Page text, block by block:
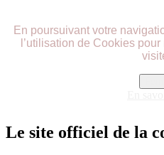
En poursuivant votre
l’utilisation de Cookies
Le site officiel de la